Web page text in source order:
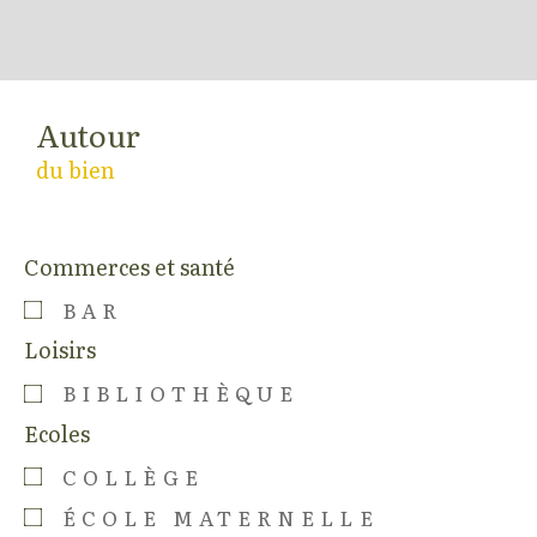
Autour
du bien
Commerces et santé
BAR
Loisirs
BIBLIOTHÈQUE
Ecoles
COLLÈGE
ÉCOLE MATERNELLE